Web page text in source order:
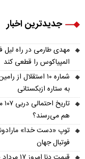
جدیدترین اخبار
مهدی طارمی در راه لیل
المپیاکوس را قطعی کند
شماره ۱۰
به ستاره ازبکستانی
هم می‌رسند؟
فوتبال جهان